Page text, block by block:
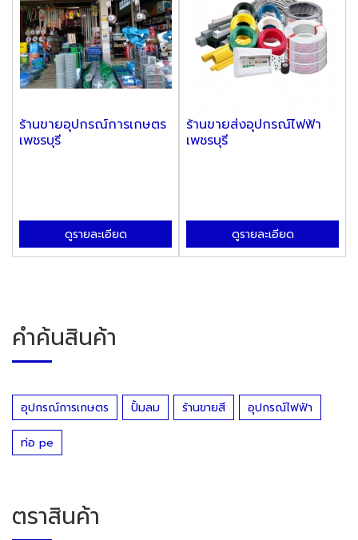
ร้านขายอุปกรณ์การเกษตร
เพชรบุรี
ดูรายละเอียด
ร้านขายส่งอุปกรณ์ไฟฟ้า
เพชรบุรี
ดูรายละเอียด
คำค้นสินค้า
อุปกรณ์การเกษตร ปั้มลม ร้านขายสี อุปกรณ์ไฟฟ้า
ท่อ pe
ตราสินค้า